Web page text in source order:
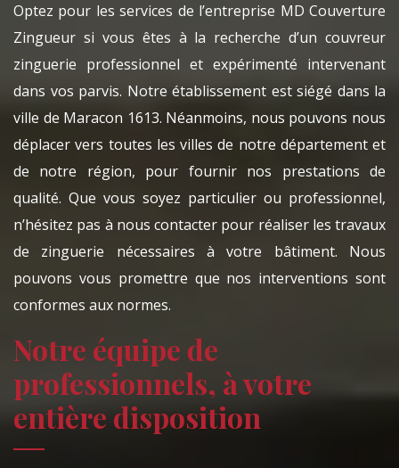
Optez pour les services de l’entreprise MD Couverture
Zingueur si vous êtes à la recherche d’un couvreur
zinguerie professionnel et expérimenté intervenant
dans vos parvis. Notre établissement est siégé dans la
ville de Maracon 1613. Néanmoins, nous pouvons nous
déplacer vers toutes les villes de notre département et
de notre région, pour fournir nos prestations de
qualité. Que vous soyez particulier ou professionnel,
n’hésitez pas à nous contacter pour réaliser les travaux
de zinguerie nécessaires à votre bâtiment. Nous
pouvons vous promettre que nos interventions sont
conformes aux normes.
Notre équipe de
professionnels, à votre
entière disposition